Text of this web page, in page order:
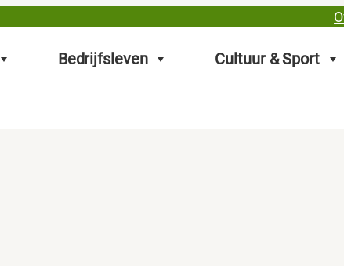
Bedrijfsleven Cultuur & Sport